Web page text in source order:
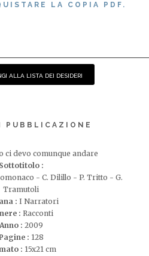
LA COPIA PDF.
ALLA LISTA DEI DESIDERI
PUBBLICAZIONE
ci devo comunque andare
Sottotitolo :
- C. Dilillo - P. Tritto - G.
Tramutoli
: I Narratori
: Racconti
Anno : 2009
: 128
: 15x21 cm